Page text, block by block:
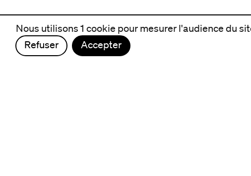
Nous utilisons 1 cookie pour mesurer l'audience du
Refuser
Accepter